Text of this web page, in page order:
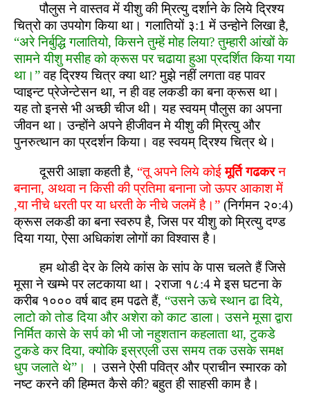
पौलुस ने वास्तव में यीशु की म्रित्यु दर्शाने के लिये द्रिश्य
चित्रो का उपयोग किया था। गलातियों ३:1 में उन्हो़ने लिखा है,
“अरे निर्बुद्धि गलातियो, किसने तुम्हें मोह लिया? तुम्हारी आंखों के
सामने यीशु मसीह को क्रूस पर चढाया हुआ प्रदर्शित किया गया
था।”वह द्रिश्य चित्र क्या था? मुझे नहीं लगता वह पावर
प्वाइन्ट प्रेजेन्टेसन था, न ही वह लकडी का बना क्रूस था।
यह तो इनसे भी अच्छी चीज थी। यह स्वयम् पौलुस का अपना
जीवन था। उन्होंने अपने हीजीवन मे यीशु की म्रित्यु और
पुनरुत्थान का प्रदर्शन किया। वह स्वयम् द्रिश्य चित्र थे।
दूसरी आज्ञा कहती है, “तू अपने लिये कोईमूर्ति गढकरन
बनाना, अथवा न किसी की प्रतिमा बनाना जो ऊपर आकाश में
,या नीचे धरती पर या धरती के नीचे जलमें है।” (निर्गमन २०:4)
क्रूस लकडी का बना स्वरुप है, जिस पर यीशु को म्रित्यु दण्ड
दिया गया, ऐसा अधिकांश लोगों का विश्वास है।
हम थोडी देर के लिये कांस के सांप के पास चलते हैं जिसे
मूसा ने खम्भे पर लटकाया था। २राजा १८:4 मे इस घटना के
करीब १००० वर्ष बाद हम पढते हैं, “उसने ऊचे स्थान ढा दिये,
लाटो को तोड दिया और अशेरा को काट डाला। उसने मूसा द्वारा
निर्मित कासे के सर्प को भी जो नहुशतान कहलाता था, टुकडे
टुकडे कर दिया, क्योकि इस्रएली उस समय तक उसके समक्ष
धुप जलाते थे”।
। उसने ऐसी पवित्र और प्राचीन स्मारक को
नष्ट करने की हिम्मत कैसे की? बहुत ही साहसी काम है।